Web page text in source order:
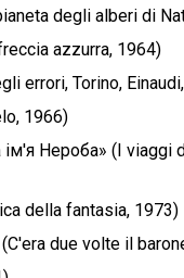
degli alberi di
azzurra, 1964)
errori, Torino,
1966)
Нероба» (I viaggi
della fantasia, 1973)
due volte il